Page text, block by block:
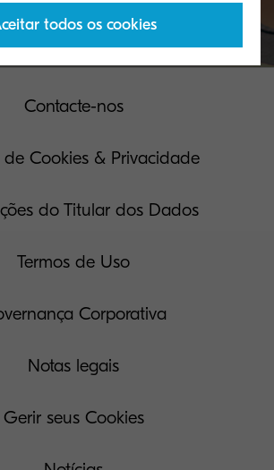
Contacte-nos
de Cookies & Privacidade
do Titular dos Dados
Termos de Uso
Corporativa
Notas legais
Gerir seus Cookies
todos os cookies